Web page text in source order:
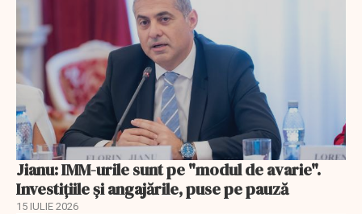
Jianu: IMM-urile sunt pe "modul de avarie".
Investițiile și angajările, puse pe pauză
15 IULIE 2026